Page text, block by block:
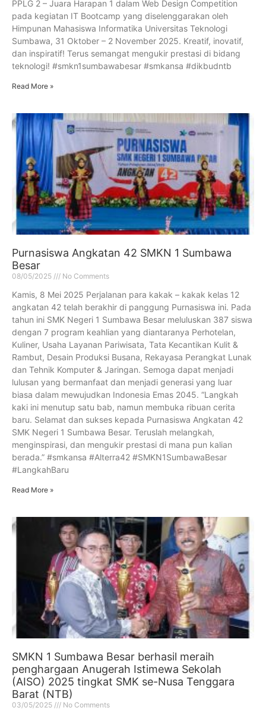
PPLG 2 – Juara Harapan 1 dalam Web Design Competition
pada kegiatan IT Bootcamp yang diselenggarakan oleh
Himpunan Mahasiswa Informatika Universitas Teknologi
Sumbawa, 31 Oktober – 2 November 2025. Kreatif, inovatif,
dan inspiratif! Terus semangat mengukir prestasi di bidang
teknologi! #smkn1sumbawabesar #smkansa #dikbudntb
Read More »
Purnasiswa Angkatan 42 SMKN 1 Sumbawa
Besar
08/05/2025 No Comments
Kamis, 8 Mei 2025 Perjalanan para kakak – kakak kelas 12
angkatan 42 telah berakhir di panggung Purnasiswa ini. Pada
tahun ini SMK Negeri 1 Sumbawa Besar meluluskan 387 siswa
dengan 7 program keahlian yang diantaranya Perhotelan,
Kuliner, Usaha Layanan Pariwisata, Tata Kecantikan Kulit &
Rambut, Desain Produksi Busana, Rekayasa Perangkat Lunak
dan Tehnik Komputer & Jaringan. Semoga dapat menjadi
lulusan yang bermanfaat dan menjadi generasi yang luar
biasa dalam mewujudkan Indonesia Emas 2045. “Langkah
kaki ini menutup satu bab, namun membuka ribuan cerita
baru. Selamat dan sukses kepada Purnasiswa Angkatan 42
SMK Negeri 1 Sumbawa Besar. Teruslah melangkah,
menginspirasi, dan mengukir prestasi di mana pun kalian
berada.” #smkansa #Alterra42 #SMKN1SumbawaBesar
#LangkahBaru
Read More »
SMKN 1 Sumbawa Besar berhasil meraih
penghargaan Anugerah Istimewa Sekolah
(AISO) 2025 tingkat SMK se-Nusa Tenggara
Barat (NTB)
03/05/2025 No Comments